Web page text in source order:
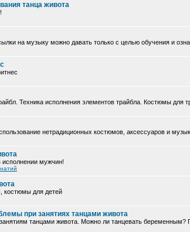
танца живота
на музыку можно давать только с целью обучения и
Техника исполнения элементов трайбла. Костюмы для
нетрадиционных костюмов, аксессуаров и
исполнении мужчин!
костюмы для детей
при занятиях танцами живота
танцами живота. Можно ли танцевать